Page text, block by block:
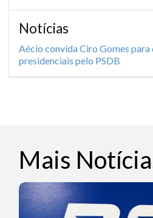
Notícias
Aécio convida Ciro Gomes para
presidenciais pelo PSDB
Mais